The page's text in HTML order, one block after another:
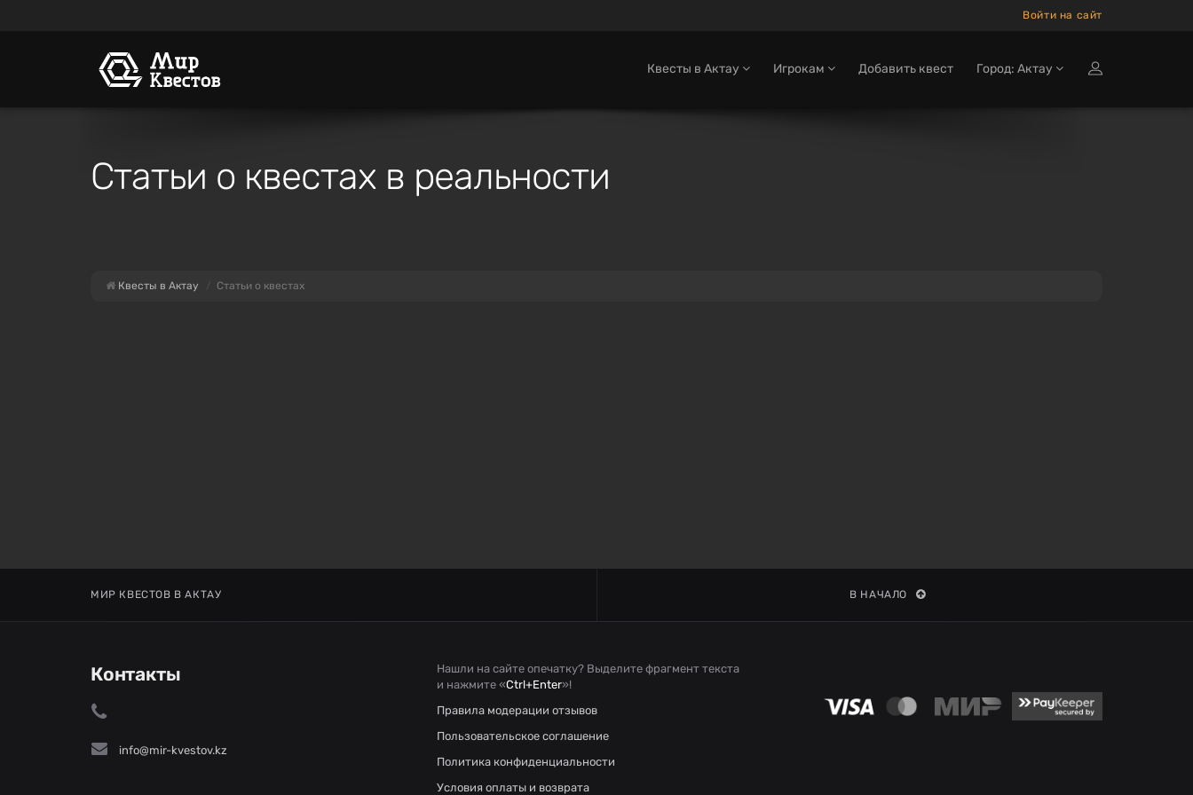
Войти на сайт
Квесты в Актау Игрокам Добавить квест Город: Актау
Статьи о квестах в реальности
Квесты в Актау Статьи о квестах
МИР КВЕСТОВ В АКТАУ В НАЧАЛО
Контакты
info@mir-kvestov.kz
Нашли на сайте опечатку? Выделите фрагмент текста
и нажмите «Ctrl+Enter»!
Правила модерации отзывов
Пользовательское соглашение
Политика конфиденциальности
Условия оплаты и возврата